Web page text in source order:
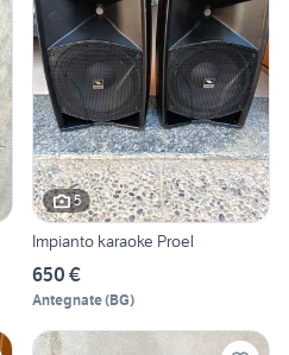
5
Impianto karaoke Proel
650 €
Antegnate(BG)